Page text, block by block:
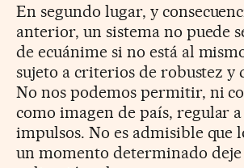
En segundo lugar, y
anterior, un sistema no puede
de ecuánime si no está al
sujeto a criterios de robustez y
No nos podemos permitir, ni
como imagen de país, regular a
impulsos. No es admisible que
un momento determinado deje